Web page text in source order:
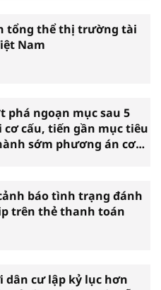
tổng thể thị trường tài
Nam
phá ngoạn mục sau 5
cơ cấu, tiến gần mục tiêu
sớm phương án cơ
báo tình trạng đánh
trên thẻ thanh toán
dân cư lập kỷ lục hơn